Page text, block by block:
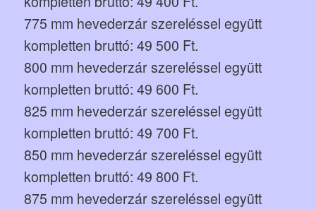
775 mm hevederzár szereléssel együtt
kompletten bruttó: 49 500 Ft.
800 mm hevederzár szereléssel együtt
kompletten bruttó: 49 600 Ft.
825 mm hevederzár szereléssel együtt
kompletten bruttó: 49 700 Ft.
850 mm hevederzár szereléssel együtt
kompletten bruttó: 49 800 Ft.
875 mm hevederzár szereléssel együtt